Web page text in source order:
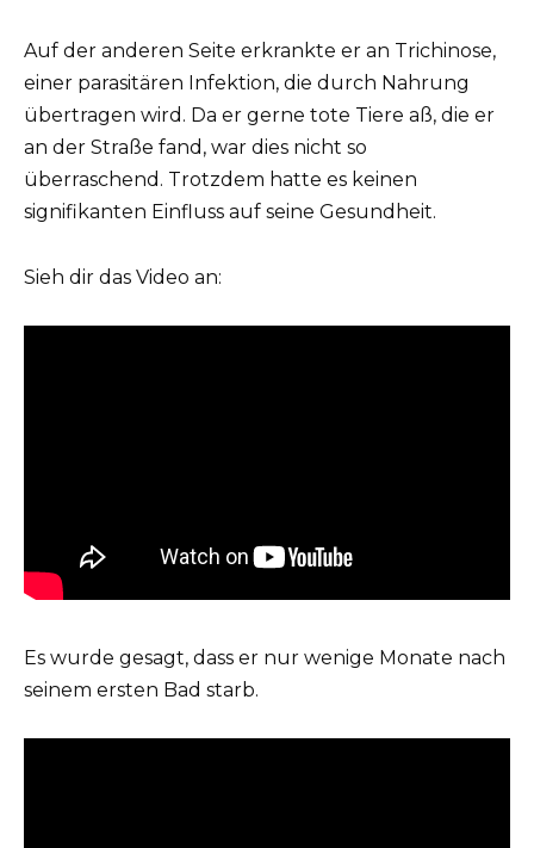
Auf der anderen Seite erkrankte er an Trichinose,
einer parasitären Infektion, die durch Nahrung
übertragen wird. Da er gerne tote Tiere aß, die er
an der Straße fand, war dies nicht so
überraschend. Trotzdem hatte es keinen
signifikanten Einfluss auf seine Gesundheit.
Sieh dir das Video an:
Es wurde gesagt, dass er nur wenige Monate nach
seinem ersten Bad starb.